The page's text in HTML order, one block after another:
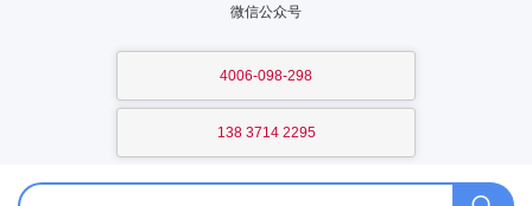
微信公众号
4006-098-298
138 3714 2295